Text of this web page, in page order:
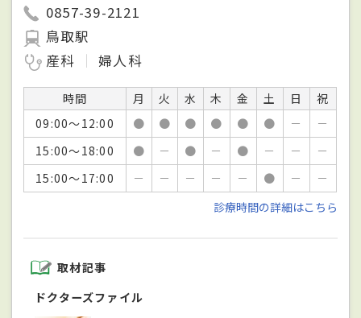
0857-39-2121
鳥取駅
産科
婦人科
時間 月 火 水 木 金 土 日
祝
09:00～12:00
● ● ● ● ● ● －
－
15:00～18:00
● － ● － ● － －
－
15:00～17:00
－ － － － － ● －
－
診療時間の詳細はこちら
取材記事
ドクターズファイル